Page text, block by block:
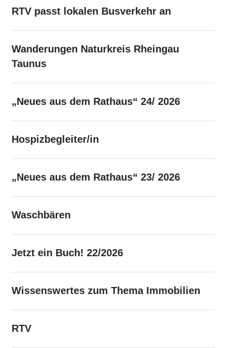
RTV passt lokalen Busverkehr an
Wanderungen Naturkreis Rheingau
Taunus
„Neues aus dem Rathaus“ 24/ 2026
Hospizbegleiter/in
„Neues aus dem Rathaus“ 23/ 2026
Waschbären
Jetzt ein Buch! 22/2026
Wissenswertes zum Thema Immobilien
RTV